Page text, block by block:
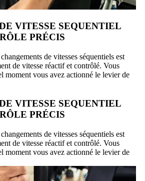
VITESSE SEQUENTIEL
PRÉCIS
de vitesses séquentiels est
de vitesse réactif et contrôlé. Vous
moment vous avez actionné le levier de
VITESSE SEQUENTIEL
PRÉCIS
de vitesses séquentiels est
de vitesse réactif et contrôlé. Vous
moment vous avez actionné le levier de